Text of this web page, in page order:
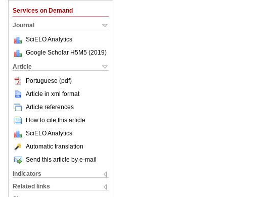
Services on Demand
Journal
SciELO Analytics
Google Scholar H5M5 (2019)
Article
Portuguese (pdf)
Article in xml format
Article references
How to cite this article
SciELO Analytics
Automatic translation
Send this article by e-mail
Indicators
Related links